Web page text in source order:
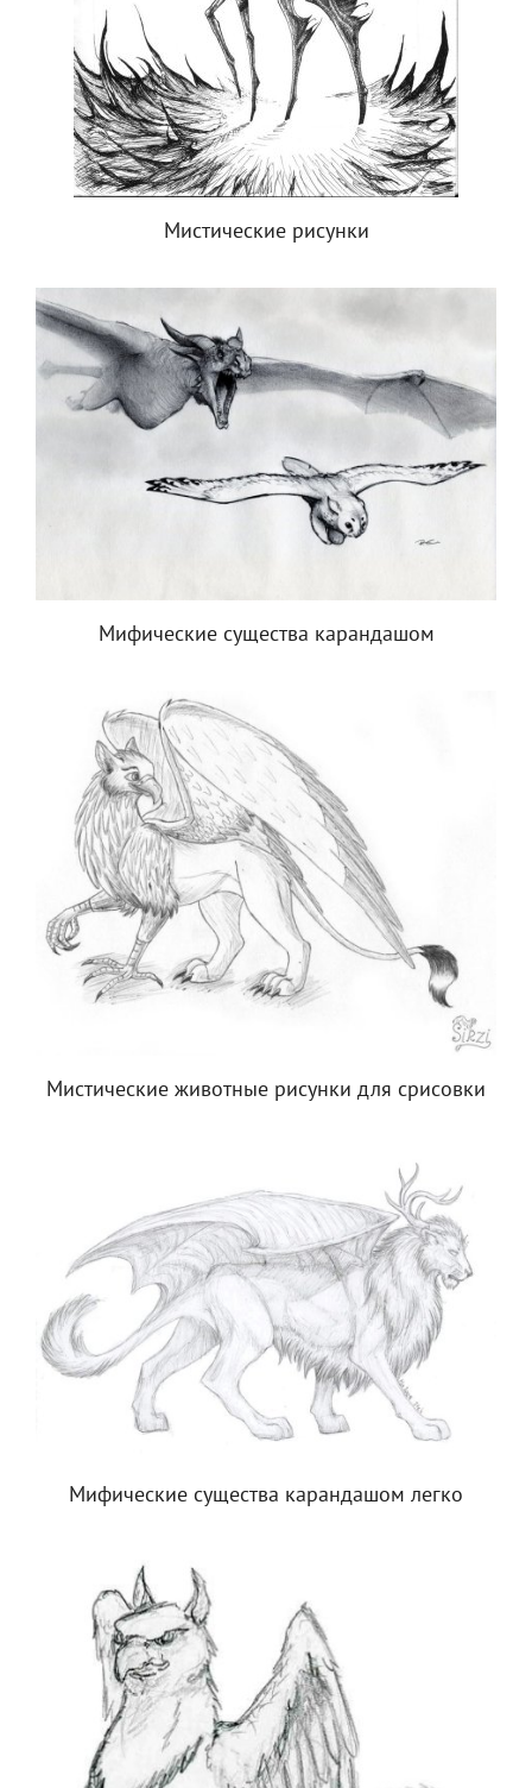
Мистические рисунки
Мифические существа карандашом
Мистические животные рисунки для срисовки
Мифические существа карандашом легко